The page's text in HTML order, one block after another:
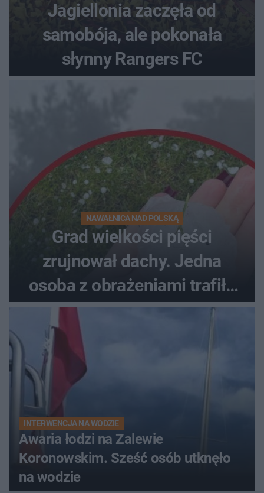
Jagiellonia zaczęła od
samobója, ale pokonała
słynny Rangers FC
NAWAŁNICA NAD POLSKĄ
Grad wielkości pięści
zrujnował dachy. Jedna
osoba z obrażeniami trafiła
do szpitala
INTERWENCJA NA WODZIE
Awaria łodzi na Zalewie
Koronowskim. Sześć osób utknęło
na wodzie